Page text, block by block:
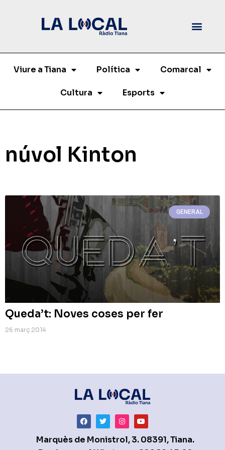
Viure a Tiana Política Comarcal
Cultura Esports
núvol Kinton
GENERAL
Queda’t: Noves coses per fer
26 març 2014
Marquès de Monistrol, 3. 08391, Tiana.